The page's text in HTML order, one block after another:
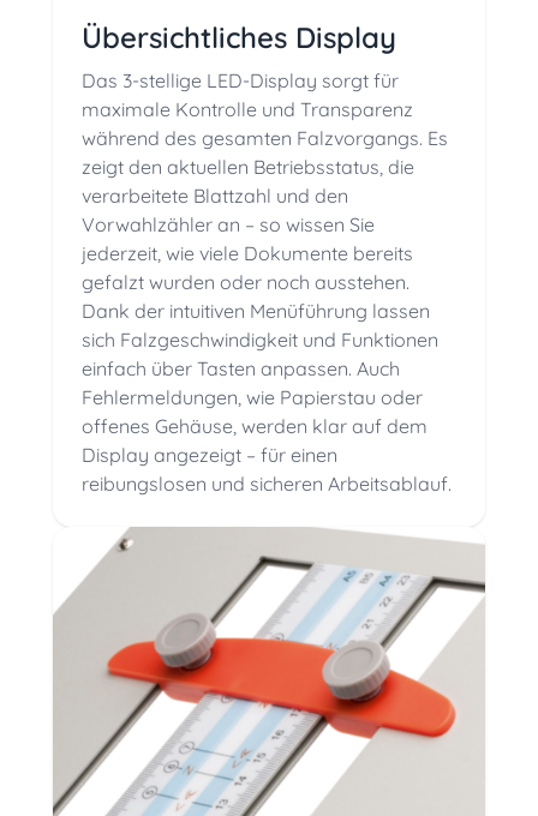
Übersichtliches Display
Das 3-stellige LED-Display sorgt für
maximale Kontrolle und Transparenz
während des gesamten Falzvorgangs. Es
zeigt den aktuellen Betriebsstatus, die
verarbeitete Blattzahl und den
Vorwahlzähler an – so wissen Sie
jederzeit, wie viele Dokumente bereits
gefalzt wurden oder noch ausstehen.
Dank der intuitiven Menüführung lassen
sich Falzgeschwindigkeit und Funktionen
einfach über Tasten anpassen. Auch
Fehlermeldungen, wie Papierstau oder
offenes Gehäuse, werden klar auf dem
Display angezeigt – für einen
reibungslosen und sicheren Arbeitsablauf.